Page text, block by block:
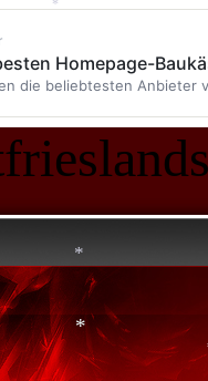
Homepage-
die beliebtesten Anbieter
*
*
*
*